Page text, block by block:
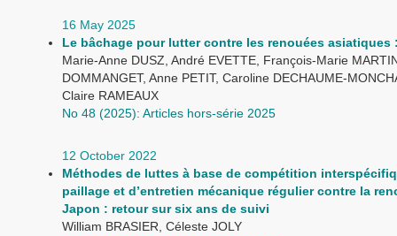
16 May 2025
Le bâchage pour lutter contre les renouées asiatiques
Marie-Anne DUSZ, André EVETTE, François-Marie
DOMMANGET, Anne PETIT, Caroline DECHAUME-
Claire RAMEAUX
No 48 (2025): Articles hors-série 2025
12 October 2022
Méthodes de luttes à base de compétition
paillage et d’entretien mécanique régulier contre la
Japon : retour sur six ans de suivi
William BRASIER, Céleste JOLY